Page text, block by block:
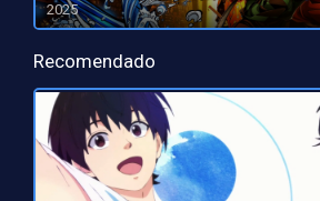
2025
HD 1080pHD 720p
Recomendado